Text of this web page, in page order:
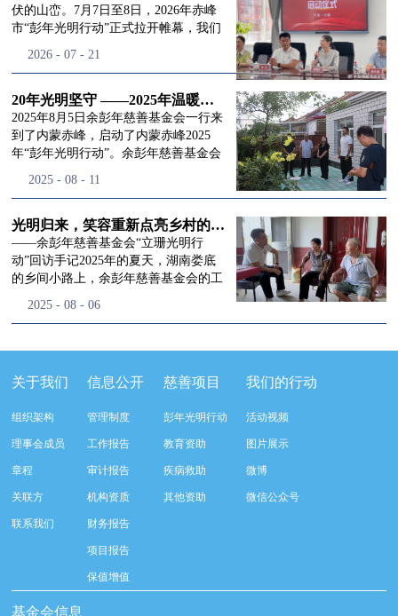
合党支部书记曾层同志。本次会议由理
事长徐滨主持，会议出席人数超过理事
换届会议严格按照基金会章程规定流程
同回顾了基金会过往任期内在助学兴
教、医疗救助、公益事业普惠等多个领
域深耕耕耘的公益历程，充分肯定了第
三届理事会全体成员多年来接续付出的
民、济世利人"的慈善理念所做出的突
流程，完成了新一届治理层的选举任
命，全新的第四届理事会正式组建完
成：选举彭志兵、徐滨、彭新英、李
栋、李玲辉、郭启兴、梅鑫为余彭年慈
余彭年慈善基金会第四届理事会监事。
徐滨先生当选余彭年慈善基金会第四届
先生依次为新一任理事长徐滨先生及秘
新起点上，基金会将始终坚守创立初
心，继续沿着余彭年先生的慈善足迹稳
步前行：一方面将持续巩固已有的品牌
公益项目优势，把帮扶资源更精准地向
索适配新时代公益环境的创新路径，联
动更多社会爱心力量，搭建更透明、更
阔的角落，用实际行动践行"取之于社
会、用之于社会"的公益承诺。未来，
余彭年慈善基金会将在新一届理事会的
带领下，以更饱满的热忱投身公益慈善
伏的山峦。7月7日至8日，2026年赤峰
市“彭年光明行动”正式拉开帷幕，我们
土地，赴一场延续了二十一年的光明之
残联唐婷婷理事长到场参与本次启动活
动，由衷肯定了基金会坚持二十一年深
耕光明帮扶的坚守，也向长久奔走推进
项目的我们表达了谢意。二十一年时光
市与县域，一趟趟奔赴偏远地区，只为
景，这份认可，也让我们更加笃定前行
的脚步。启动仪式落幕之后，我们没有
即刻返程，联合赤峰市残联的工作人
员、专业医护队伍走入乡间小路，随机
小路弯弯曲曲，两边是繁茂的林木，我
家中。简朴的乡村民居陈设简单，老人
往日家中大大小小的农活，全都压在了
老伴一人肩上。此前季爷爷的左眼早已
彻底失明，卧床的日子里视野一片昏
暗，行动受限再加上双目近乎失明，老
人常常对往后的生活满心忧虑。得益于
去年项目开展的右眼手术，如今他的右
眼重获视力，平日里能够看清手机屏
幕，简单的日常起居也可以自己打理不
少。聊天的时候季爷爷语气满是庆
幸：“本来走路就不利索，要是双眼都
看不见，真的不敢设想往后的日子。现
2026 - 07 - 21
20年光明坚守 ——2025年温暖启程“彭年光明行动”内蒙赤峰
2025年8月5日余彭年慈善基金会一行来
到了内蒙赤峰，启动了内蒙赤峰2025
年“彭年光明行动”。余彭年慈善基金会
欣以及余彭年慈善基金会志愿者姜颖妍
峰市残联理事长孙德欣对我们“彭年光
明行动”给予了高度的肯定，他表示“彭
年光明行动”不仅仅是帮助白内障患者
恢复光明，最重要的是减轻了患者家庭
事业的生动体现。随后余彭年慈善基金
光明行动”在内蒙的点点滴滴，并希望
覆盖，加强术后随访与科普宣传，同时
仪式后余彭年慈善基金会一行实地探访
了项目实施的一线情况，详细了解了患
流程就诊环节。 探访结束后，我们一行
开始对参与项目的患者进行了随机的回
项目的患者进行了随机的回访。居住在
松山区三道井子村的王奶奶左眼一直视
检查治疗。村里的赵书记在走访过程中
2025 - 08 - 11
光明归来，笑容重新点亮乡村的角落
——余彭年慈善基金会“立珊光明行
动”回访手记2025年的夏天，湖南娄底
的乡间小路上，余彭年慈善基金会的工
着一份特别的牵挂，走进了一个个普通
曾经被白内障困扰的老人，在接受
发生了怎样的变化。“现在能看清菜苗
来到涟源市渡头塘乡洪家村。72岁的曾
爷爷正在自家菜地里忙碌。他曾是村里
见，另一只眼睛的视力也越来越差。以
前，他看不清鱼塘的水位，也分不清菜
术后，眼睛亮堂多了！”老人笑着说。
现在，他能清楚地看到鱼塘里鱼儿游动
杂草。尽管手部有残疾，但他在田埂上
2025 - 08 - 06
道>>
关于我们
组织架构
理事会成员
章程
关联方
联系我们
信息公开
管理制度
工作报告
审计报告
机构资质
财务报告
项目报告
保值增值
慈善项目
彭年光明行动
教育资助
疾病救助
其他资助
我们的行动
活动视频
图片展示
微博
微信公众号
基金会信息